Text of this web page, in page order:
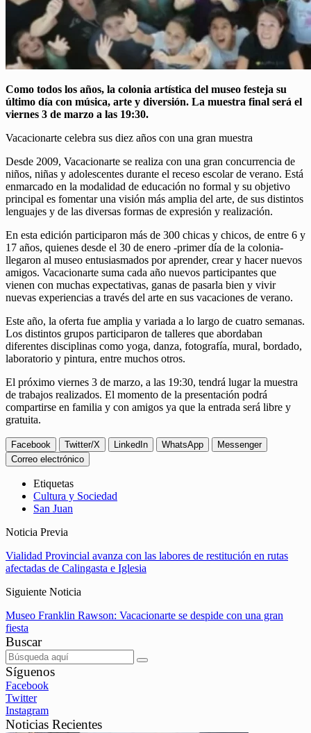
Como todos los años, la colonia artística del museo festeja su
último día con música, arte y diversión. La muestra final será el
viernes 3 de marzo a las 19:30.
Vacacionarte celebra sus diez años con una gran muestra
Desde 2009, Vacacionarte se realiza con una gran concurrencia de
niños, niñas y adolescentes durante el receso escolar de verano. Está
enmarcado en la modalidad de educación no formal y su objetivo
principal es fomentar una visión más amplia del arte, de sus distintos
lenguajes y de las diversas formas de expresión y realización.
En esta edición participaron más de 300 chicas y chicos, de entre 6 y
17 años, quienes desde el 30 de enero -primer día de la colonia-
llegaron al museo entusiasmados por aprender, crear y hacer nuevos
amigos. Vacacionarte suma cada año nuevos participantes que
vienen con muchas expectativas, ganas de pasarla bien y vivir
nuevas experiencias a través del arte en sus vacaciones de verano.
Este año, la oferta fue amplia y variada a lo largo de cuatro semanas.
Los distintos grupos participaron de talleres que abordaban
diferentes disciplinas como yoga, danza, fotografía, mural, bordado,
laboratorio y pintura, entre muchos otros.
El próximo viernes 3 de marzo, a las 19:30, tendrá lugar la muestra
de trabajos realizados. El momento de la presentación podrá
compartirse en familia y con amigos ya que la entrada será libre y
gratuita.
Facebook Twitter/X LinkedIn WhatsApp
Messenger
Correo electrónico
Etiquetas
Cultura y Sociedad
San Juan
Noticia Previa
Vialidad Provincial avanza con las labores de restitución en rutas
afectadas de Calingasta e Iglesia
Siguiente Noticia
Museo Franklin Rawson: Vacacionarte se despide con una gran
fiesta
Buscar
Síguenos
Facebook
Twitter
Instagram
Noticias Recientes